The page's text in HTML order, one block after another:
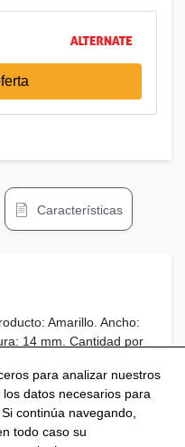
Características
Amarillo. Ancho:
14 mm. Cantidad por
para analizar nuestros
datos necesarios para
continúa navegando,
todo caso su